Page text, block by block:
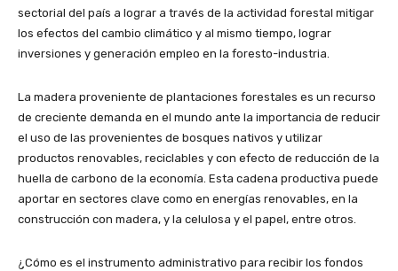
sectorial del país a lograr a través de la actividad forestal mitigar
los efectos del cambio climático y al mismo tiempo, lograr
inversiones y generación empleo en la foresto-industria.
La madera proveniente de plantaciones forestales es un recurso
de creciente demanda en el mundo ante la importancia de reducir
el uso de las provenientes de bosques nativos y utilizar
productos renovables, reciclables y con efecto de reducción de la
huella de carbono de la economía. Esta cadena productiva puede
aportar en sectores clave como en energías renovables, en la
construcción con madera, y la celulosa y el papel, entre otros.
¿Cómo es el instrumento administrativo para recibir los fondos